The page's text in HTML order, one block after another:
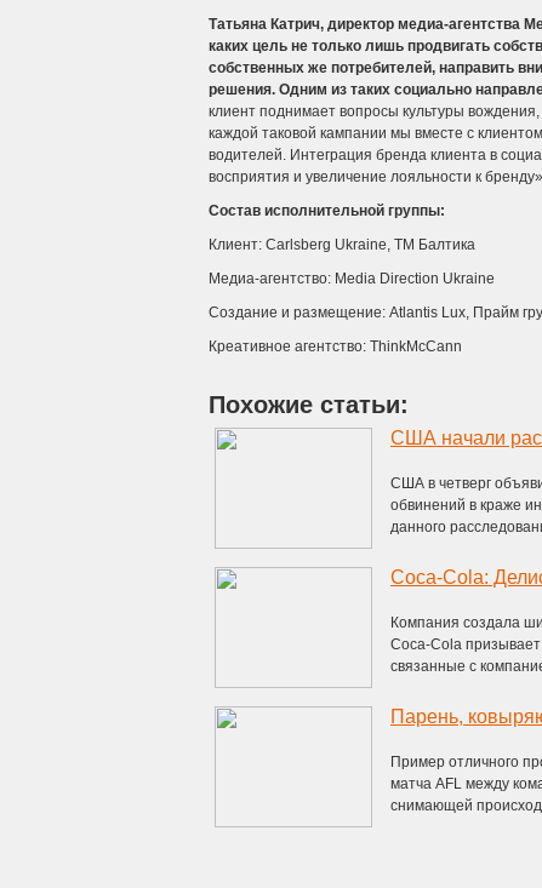
Татьяна Катрич, директор медиа-агентства
каких цель не только лишь продвигать
собственных же потребителей, направить
решения. Одним из таких социально
клиент поднимает вопросы культуры
каждой таковой кампании мы вместе с
водителей. Интеграция бренда клиента в
восприятия и увеличение лояльности к
Состав исполнительной группы:
Клиент: Carlsberg Ukraine, TM Балтика
Медиа-агентство: Media Direction Ukraine
Создание и размещение: Atlantis Lux, Прайм
Креативное агентство: ThinkMcCann
Похожие статьи:
США в четверг
обвинений в краже
данного
Coca-Cola:
Компания создала
Coca-Cola призывает
связанные с
Парень,
Пример отличного
матча AFL между
снимающей